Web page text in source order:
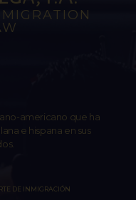
americano que ha
e hispana en sus
DE INMIGRACIÓN